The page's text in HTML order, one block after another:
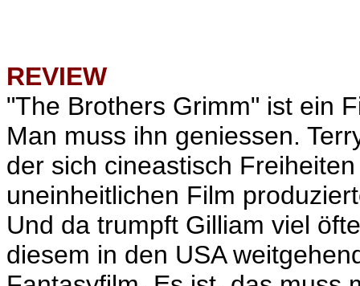
REVIEW
"The Brothers Grimm" ist ein
Man muss ihn geniessen.
der sich cineastisch
uneinheitlichen Film
Und da trumpft Gilliam viel
diesem in den USA